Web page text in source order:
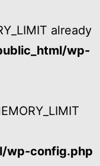
already
wp-
wp-config.php